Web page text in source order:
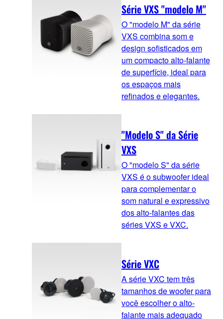
Série VXS "modelo M"
O "modelo M" da série
VXS combina som e
design sofisticados em
um compacto alto-falante
de superfície, ideal para
os espaços mais
refinados e elegantes.
"Modelo S" da Série
VXS
O "modelo S" da série
VXS é o subwoofer ideal
para complementar o
som natural e expressivo
dos alto-falantes das
séries VXS e VXC.
Série VXC
A série VXC tem três
tamanhos de woofer para
você escolher o alto-
falante mais adequado